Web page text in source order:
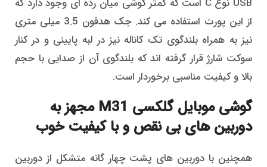
از این پورت استفاده می کند. جک هدفون 3.5 میلی متری
نیز به همراه بلندگوی تک کاناله نیز در لبه پایینی و در کنار
سوکت شارژ قرار گرفته اند که بلندگوی آن از صدایی با حجم
بالا و کیفیت مناسبی برخوردار است.
گوشی موبایل گلکسی M31 مجهز به
دوربین های بی نقص و با کیفیت خوب
همچنین با دوربین های پشت چهار گانه متشکل از دوربین